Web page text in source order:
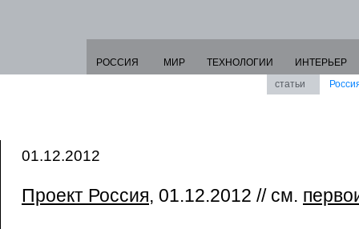
РОССИЯ МИР ТЕХНОЛОГИИ
ИНТЕРЬЕР
статьи
01.12.2012
Проект Россия, 01.12.2012 // см.